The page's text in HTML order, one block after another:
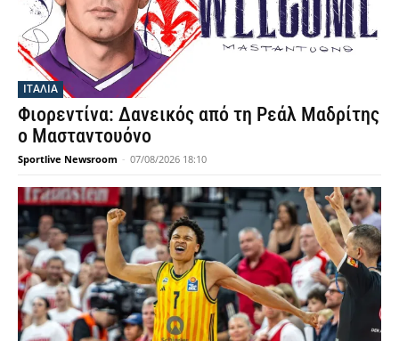
ΙΤΑΛΙΑ
Φιορεντίνα: Δανεικός από τη Ρεάλ Μαδρίτης
ο Μασταντουόνο
Sportlive Newsroom - 07/08/2026 18:10